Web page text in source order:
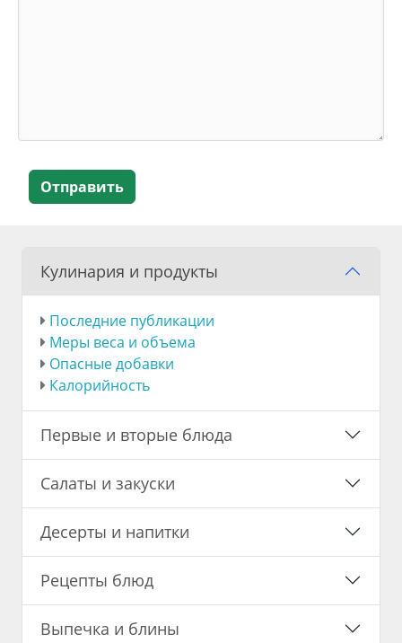
Отправить
Кулинария и продукты
Последние публикации
Меры веса и объема
Опасные добавки
Калорийность
Первые и вторые блюда
Салаты и закуски
Десерты и напитки
Рецепты блюд
Выпечка и блины